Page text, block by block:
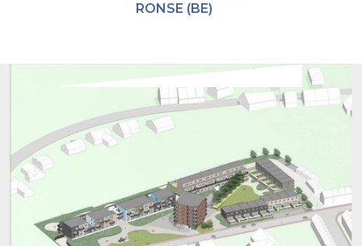
RONSE (BE)
In Ronse wordt een volledig nieuw woonproject
opgetrokken. De nieuwe wijk maakt deel uit van
de zuidelijke stadsrand van Ronse. Dankzij onze
flexibele planning voor het plaatsen van leidingen
in de betonplaat, is een vlotte voortgang van de